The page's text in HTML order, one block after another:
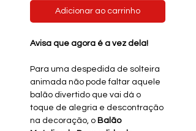
Adicionar ao carrinho
Avisa que agora é a vez dela!
Para uma despedida de solteira
animada não pode faltar aquele
balão divertido que vai dá o
toque de alegria e descontração
na decoração, o Balão